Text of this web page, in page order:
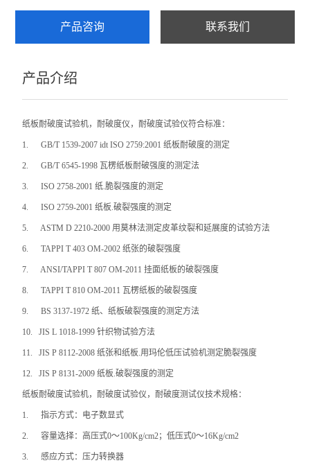
产品咨询 联系我们
产品介绍
纸板耐破度试验机，耐破度仪，耐破度试验仪符合标准：
1.GB/T 1539-2007 idt ISO 2759:2001纸板耐破度的测定
2.GB/T 6545-1998 瓦楞纸板耐破强度的测定法
3.ISO 2758-2001纸.脆裂强度的测定
4.ISO 2759-2001纸板.破裂强度的测定
5.ASTM D 2210-2000 用莫林法测定皮革纹裂和延展度的试验方法
6.TAPPI T 403 OM-2002纸张的破裂强度
7.ANSI/TAPPI T 807 OM-2011挂面纸板的破裂强度
8.TAPPI T 810 OM-2011 瓦楞纸板的破裂强度
9.BS 3137-1972纸、纸板破裂强度的测定方法
10.JIS L 1018-1999针织物试验方法
11.JIS P 8112-2008纸张和纸板.用玛伦低压试验机测定脆裂强度
12.JIS P 8131-2009纸板.破裂强度的测定
纸板耐破度试验机，耐破度试验仪，耐破度测试仪技术规格：
1.指示方式：电子数显式
2.容量选择：高压式0～100Kg/cm2；低压式0～16Kg/cm2
3.感应方式：压力转换器